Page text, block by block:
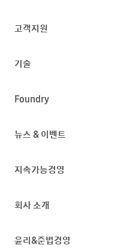
고객지원
기술
Foundry
뉴스 & 이벤트
지속가능경영
회사 소개
윤리&준법경영